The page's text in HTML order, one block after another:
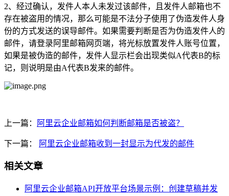
2、经过确认，发件人本人未发过该邮件，且发件人邮箱也不
存在被盗用的情况，那么可能是不法分子使用了伪造发件人身
份的方式发送的误导邮件。如果需要判断是否为伪造发件人的
邮件，请登录阿里邮箱网页端，将光标放置发件人账号位置，
如果是被伪造的邮件，发件人显示栏会出现类似A代表B的标
记，则说明是由A代表B发来的邮件。
上一篇： 阿里云企业邮箱如何判断邮箱是否被盗？
下一篇： 阿里云企业邮箱收到一封显示为代发的邮件
相关文章
阿里云企业邮箱API开放平台场景示例：创建草稿并发